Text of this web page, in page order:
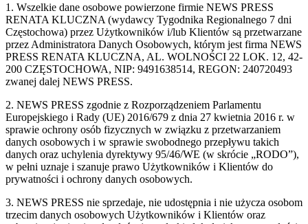
1. Wszelkie dane osobowe powierzone firmie NEWS PRESS
RENATA KLUCZNA (wydawcy Tygodnika Regionalnego 7 dni
Częstochowa) przez Użytkowników i/lub Klientów są przetwarzane
przez Administratora Danych Osobowych, którym jest firma NEWS
PRESS RENATA KLUCZNA, AL. WOLNOŚCI 22 LOK. 12, 42-
200 CZĘSTOCHOWA, NIP: 9491638514, REGON: 240720493
zwanej dalej NEWS PRESS.
2. NEWS PRESS zgodnie z Rozporządzeniem Parlamentu
Europejskiego i Rady (UE) 2016/679 z dnia 27 kwietnia 2016 r. w
sprawie ochrony osób fizycznych w związku z przetwarzaniem
danych osobowych i w sprawie swobodnego przepływu takich
danych oraz uchylenia dyrektywy 95/46/WE (w skrócie „RODO”),
w pełni uznaje i szanuje prawo Użytkowników i Klientów do
prywatności i ochrony danych osobowych.
3. NEWS PRESS nie sprzedaje, nie udostępnia i nie użycza osobom
trzecim danych osobowych Użytkowników i Klientów oraz